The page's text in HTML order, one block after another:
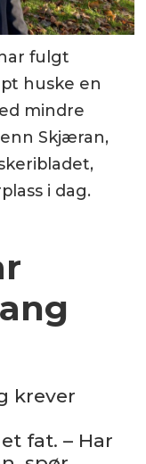
fulgt
huske en
mindre
Skjæran,
i dag.
krever
fat. – Har